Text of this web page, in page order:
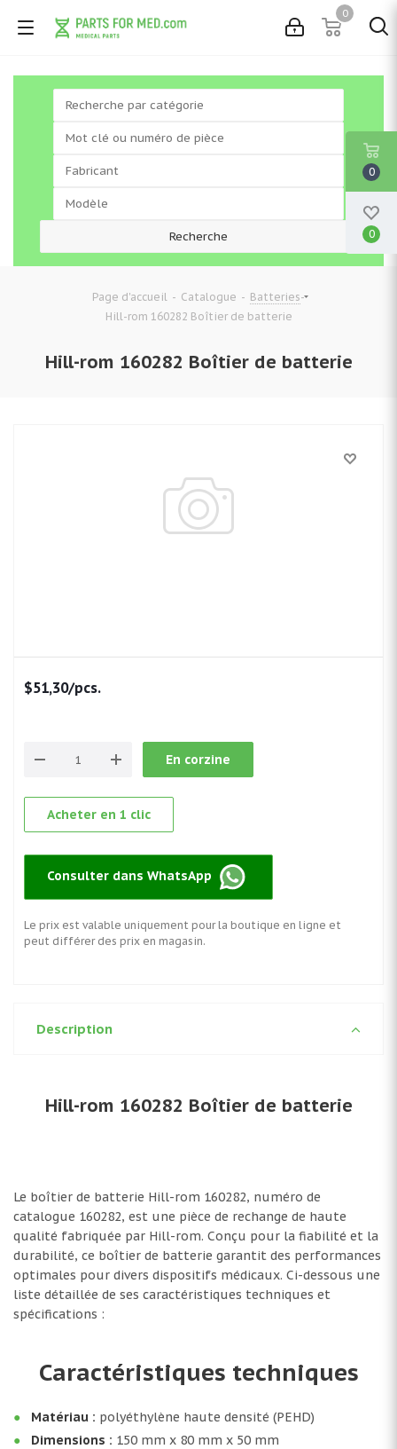
0
Page d'accueil - Catalogue - Batteries-
Hill-rom 160282 Boîtier de batterie
Hill-rom 160282 Boîtier de batterie
$51,30/pcs.
En corzine
Acheter en 1 clic
Consulter dans WhatsApp
Le prix est valable uniquement pour la boutique en ligne et
peut différer des prix en magasin.
Description
Hill-rom 160282 Boîtier de batterie
Le boîtier de batterie Hill-rom 160282, numéro de
catalogue 160282, est une pièce de rechange de haute
qualité fabriquée par Hill-rom. Conçu pour la fiabilité et la
durabilité, ce boîtier de batterie garantit des performances
optimales pour divers dispositifs médicaux. Ci-dessous une
liste détaillée de ses caractéristiques techniques et
spécifications :
Caractéristiques techniques
Matériau : polyéthylène haute densité (PEHD)
Dimensions : 150 mm x 80 mm x 50 mm
0
0